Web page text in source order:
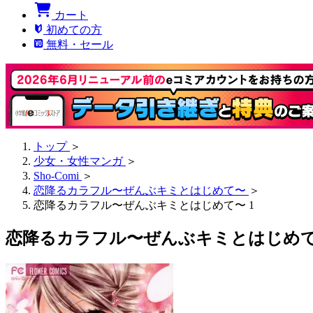
カート
初めての方
無料・セール
トップ ＞
少女・女性マンガ ＞
Sho-Comi ＞
恋降るカラフル〜ぜんぶキミとはじめて〜 ＞
恋降るカラフル〜ぜんぶキミとはじめて〜 1
恋降るカラフル〜ぜんぶキミとはじめ